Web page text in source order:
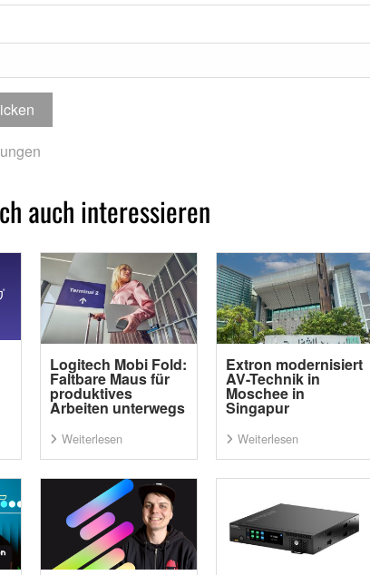
auch interessieren
Logitech Mobi Fold:
Faltbare Maus für
produktives
Arbeiten unterwegs
Weiterlesen
Extron modernisiert
AV-Technik in
Moschee in
Singapur
Weiterlesen